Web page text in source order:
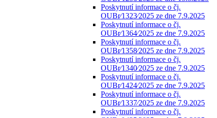
Poskytnutí informace o čj.
OUBr⁄1323⁄2025 ze dne 7.9.2025
Poskytnutí informace o čj.
OUBr⁄1364⁄2025 ze dne 7.9.2025
Poskytnutí informace o čj.
OUBr⁄1358⁄2025 ze dne 7.9.2025
Poskytnutí informace o čj.
OUBr⁄1340⁄2025 ze dne 7.9.2025
Poskytnutí informace o čj.
OUBr⁄1424⁄2025 ze dne 7.9.2025
Poskytnutí informace o čj.
OUBr⁄1337⁄2025 ze dne 7.9.2025
Poskytnutí informace o čj.